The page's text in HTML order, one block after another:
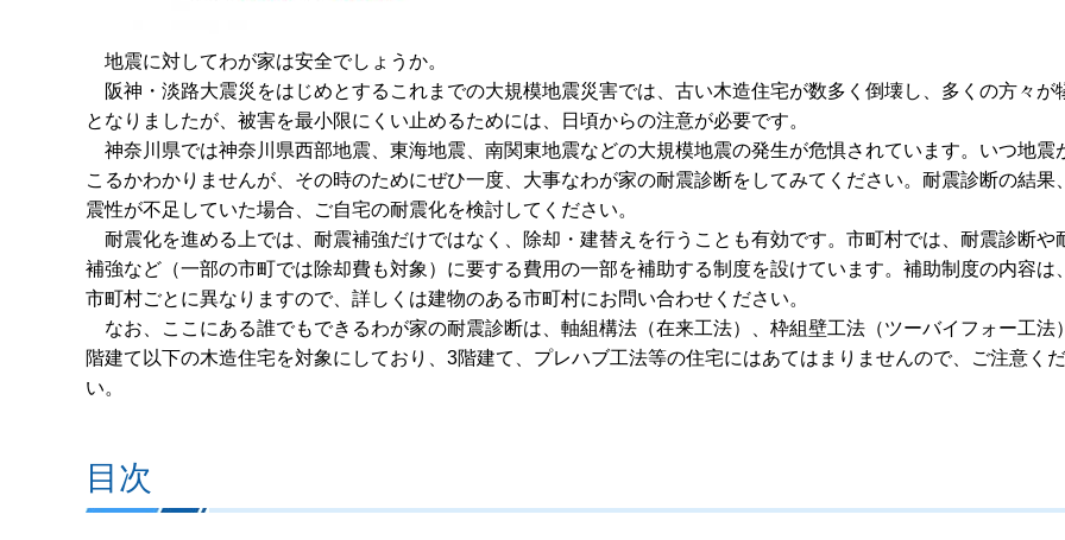
地震に対してわが家は安全でしょうか。
阪神・淡路大震災をはじめとするこれまでの大規模地震災害では、古い木造住宅が数多く倒壊し、多くの方々が
となりましたが、被害を最小限にくい止めるためには、日頃からの注意が必要です。
神奈川県では神奈川県西部地震、東海地震、南関東地震などの大規模地震の発生が危惧されています。いつ地震
こるかわかりませんが、その時のためにぜひ一度、大事なわが家の耐震診断をしてみてください。耐震診断の結果
震性が不足していた場合、ご自宅の耐震化を検討してください。
耐震化を進める上では、耐震補強だけではなく、除却・建替えを行うことも有効です。市町村では、耐震診断や
補強など（一部の市町では除却費も対象）に要する費用の一部を補助する制度を設けています。補助制度の内容は
市町村ごとに異なりますので、詳しくは建物のある市町村にお問い合わせください。
なお、ここにある誰でもできるわが家の耐震診断は、軸組構法（在来工法）、枠組壁工法（ツーバイフォー工法
階建て以下の木造住宅を対象にしており、3階建て、プレハブ工法等の住宅にはあてはまりませんので、ご注意く
い。
目次